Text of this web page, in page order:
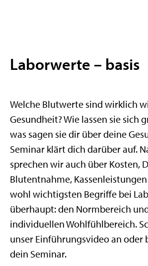
Laborwerte – basis
Welche Blutwerte sind wirklich
Gesundheit? Wie lassen sie sich
was sagen sie dir über deine
Seminar klärt dich darüber auf.
sprechen wir auch über Kosten,
Blutentnahme,
wohl wichtigsten Begriffe bei
überhaupt: den Normbereich
individuellen Wohlfühlbereich.
unser Einführungsvideo an oder
dein Seminar.